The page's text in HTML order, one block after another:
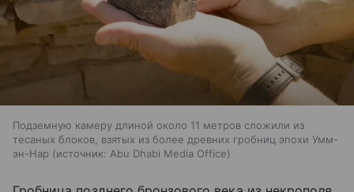
Подземную камеру длиной около 11 метров сложили из
тесаных блоков, взятых из более древних гробниц эпохи Умм-
эн-Нар
источник: Abu Dhabi Media Office